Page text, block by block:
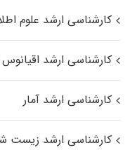
کارشناسی ارشد علوم
کارشناسی ارشد
کارشناسی ارشد آمار
کارشناسی ارشد زیست